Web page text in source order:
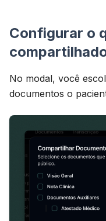
Configurar o
No modal, você
documentos o